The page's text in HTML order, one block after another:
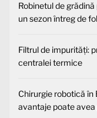
Robinetul de
un sezon întreg de
Filtrul de impurități:
centralei termice
Chirurgie robotică
avantaje poate